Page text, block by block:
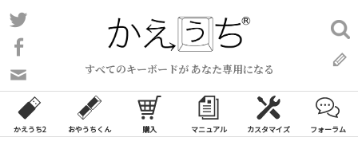
コ
ン
ン
ツ
ス
すべてのキーボードが あなた専用になる
い
合
わ
検
索:
かえうち2 おやうちくん 購入 マニュアル カスタマイズ フォーラム